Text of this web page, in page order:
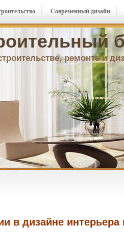
ремонте и
Современный дизайн
в дизайне интерьера